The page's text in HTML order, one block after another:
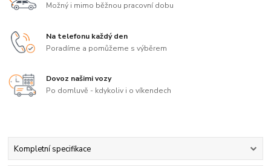
Možný i mimo běžnou pracovní dobu
Na telefonu každý den
Poradíme a pomůžeme s výběrem
Dovoz našimi vozy
Po domluvě - kdykoliv i o víkendech
Kompletní specifikace